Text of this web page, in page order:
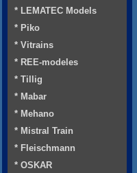
* LEMATEC Models
* Piko
* Vitrains
* REE-modeles
* Tillig
* Mabar
* Mehano
* Mistral Train
* Fleischmann
* OSKAR